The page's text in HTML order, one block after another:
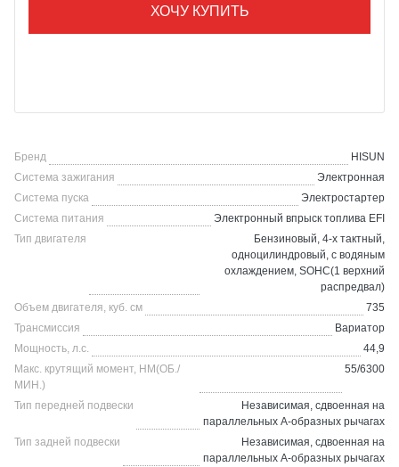
ХОЧУ КУПИТЬ
Бренд
HISUN
Система зажигания
Электронная
Система пуска
Электростартер
Система питания
Электронный впрыск топлива EFI
Тип двигателя
Бензиновый, 4-х тактный,
одноцилиндровый, с водяным
охлаждением, SOHC(1 верхний
распредвал)
Объем двигателя, куб. см
735
Трансмиссия
Вариатор
Мощность, л.с.
44,9
Макс. крутящий момент, НМ(ОБ./
МИН.)
55/6300
Тип передней подвески
Независимая, сдвоенная на
параллельных А-образных рычагах
Тип задней подвески
Независимая, сдвоенная на
параллельных А-образных рычагах